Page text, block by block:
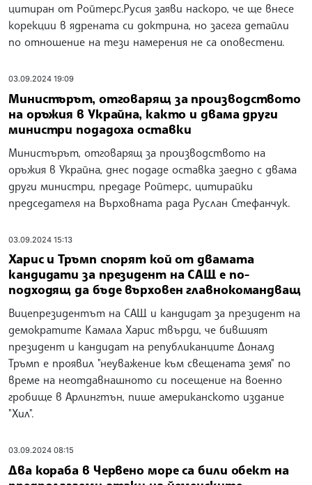
цитиран от Ройтерс.Русия заяви наскоро, че ще внесе
корекции в ядрената си доктрина, но засега детайли
по отношение на тези намерения не са оповестени.
03.09.2024 19:09
Министърът, отговарящ за производството
на оръжия в Украйна, както и двама други
министри подадоха оставки
Министърът, отговарящ за производството на
оръжия в Украйна, днес подаде оставка заедно с двама
други министри, предаде Ройтерс, цитирайки
председателя на Върховната рада Руслан Стефанчук.
03.09.2024 15:13
Харис и Тръмп спорят кой от двамата
кандидати за президент на САЩ е по-
подходящ да бъде върховен главнокомандващ
Вицепрезидентът на САЩ и кандидат за президент на
демократите Камала Харис твърди, че бившият
президент и кандидат на републиканците Доналд
Тръмп е проявил "неуважение към свещената земя" по
време на неотдавнашното си посещение на военно
гробище в Арлингтън, пише американското издание
"Хил".
03.09.2024 08:15
Два кораба в Червено море са били обект на